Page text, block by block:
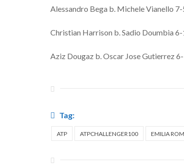
Alessandro Bega b. Michele Vianello
Christian Harrison b. Sadio Doumbia
Aziz Dougaz b. Oscar Jose Gutierrez
Tag:
ATP ATPCHALLENGER100 EMILIA